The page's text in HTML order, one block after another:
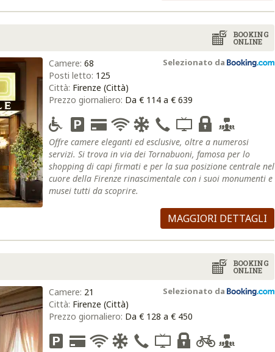
BOOKING
ONLINE
Selezionato da
Camere: 68
Posti letto: 125
Città: Firenze (Città)
Prezzo giornaliero: Da € 114 a € 639
Offre camere eleganti ed esclusive, oltre a numerosi
servizi. Si trova in via dei Tornabuoni, famosa per lo
shopping di capi firmati e per la sua posizione centrale nel
cuore della Firenze rinascimentale con i suoi monumenti e
musei tutti da scoprire.
MAGGIORI DETTAGLI
BOOKING
ONLINE
Selezionato da
Camere: 21
Città: Firenze (Città)
Prezzo giornaliero: Da € 128 a € 450